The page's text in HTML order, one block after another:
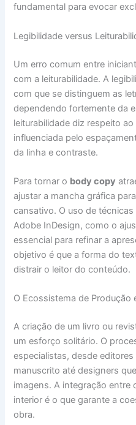
fundamental para evocar
Legibilidade versus
Um erro comum entre
com a leiturabilidade. A
com que se distinguem as
dependendo fortemente da
leiturabilidade diz respeito
influenciada pelo
da linha e contraste.
Para tornar o body copy
ajustar a mancha gráfica
cansativo. O uso de
Adobe InDesign, como o
essencial para refinar a
objetivo é que a forma do
distrair o leitor do conteúdo.
O Ecossistema de Produção
A criação de um livro ou
um esforço solitário. O
especialistas, desde
manuscrito até designers
imagens. A integração entre
interior é o que garante a
obra.